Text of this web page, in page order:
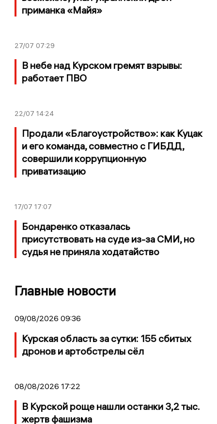
приманка «Майя»
27/07 07:29
В небе над Курском гремят взрывы:
работает ПВО
22/07 14:24
Продали «Благоустройство»: как Куцак
и его команда, совместно с ГИБДД,
совершили коррупционную
приватизацию
17/07 17:07
Бондаренко отказалась
присутствовать на суде из-за СМИ, но
судья не приняла ходатайство
Главные новости
09/08/2026 09:36
Курская область за сутки: 155 сбитых
дронов и артобстрелы сёл
08/08/2026 17:22
В Курской роще нашли останки 3,2 тыс.
жертв фашизма